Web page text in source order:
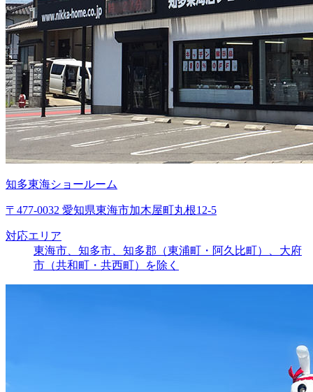
知多東海ショールーム
〒477-0032 愛知県東海市加木屋町丸根12-5
対応エリア
東海市、知多市、知多郡（東浦町・阿久比町）、大府
市（共和町・共西町）を除く